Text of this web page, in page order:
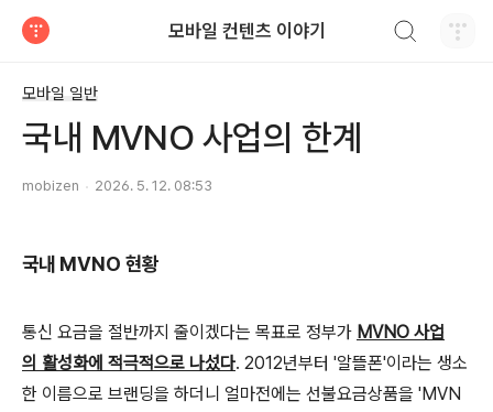
모바일 컨텐츠 이야기
모바일 일반
국내 MVNO 사업의 한계
mobizen 2026. 5. 12. 08:53
국내 MVNO 현황
통신 요금을 절반까지 줄이겠다는 목표로 정부가 MVNO 사업
의 활성화에 적극적으로 나섰다. 2012년부터 '알뜰폰'이라는 생소
한 이름으로 브랜딩을 하더니 얼마전에는 선불요금상품을 'MVN